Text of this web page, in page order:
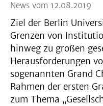
News vom 12.08.2019
Ziel der Berlin
Grenzen von
hinweg zu großen
Herausforderungen
sogenannten Grand
Rahmen der ersten
zum Thema